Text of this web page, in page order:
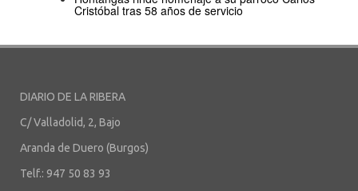
Cristóbal tras 58 años de servicio
DIARIO DE LA RIBERA
C/ Valladolid, 2, Bajo
Aranda de Duero (Burgos)
Telf.: 947 50 83 93